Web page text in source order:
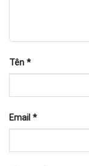
Tên *
Email *